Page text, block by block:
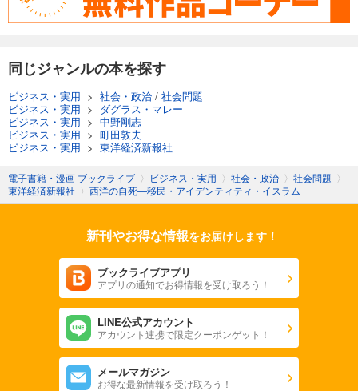
同じジャンルの本を探す
ビジネス・実用 > 社会・政治 / 社会問題
ビジネス・実用 > ダグラス・マレー
ビジネス・実用 > 中野剛志
ビジネス・実用 > 町田敦夫
ビジネス・実用 > 東洋経済新報社
電子書籍・漫画 ブックライブ 〉 ビジネス・実用 〉 社会・政治 〉 社会問題 〉
東洋経済新報社 〉 西洋の自死―移民・アイデンティティ・イスラム
新刊やお得な情報をお届けします！
ブックライブアプリ
アプリの通知でお得情報を受け取ろう！
LINE公式アカウント
アカウント連携で限定クーポンゲット！
メールマガジン
お得な最新情報を受け取ろう！